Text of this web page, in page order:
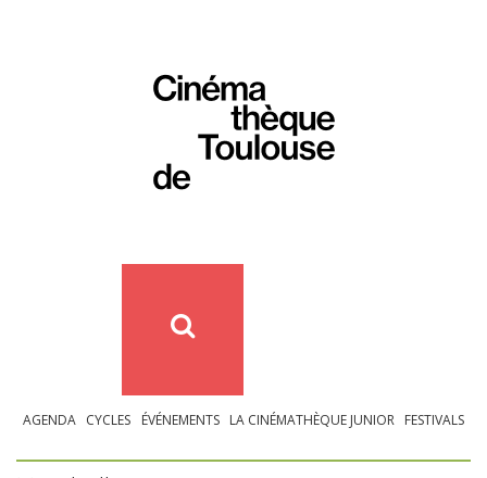
AGENDA CYCLES ÉVÉNEMENTS LA CINÉMATHÈQUE JUNIOR FESTIVALS